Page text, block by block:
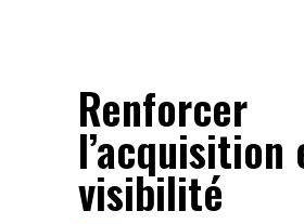
Renforcer
l’acquisition
visibilité